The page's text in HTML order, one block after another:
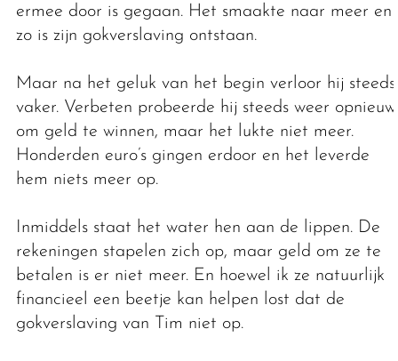
ermee door is gegaan. Het smaakte naar meer en
zo is zijn gokverslaving ontstaan.
Maar na het geluk van het begin verloor hij steeds
vaker. Verbeten probeerde hij steeds weer opnieuw
om geld te winnen, maar het lukte niet meer.
Honderden euro’s gingen erdoor en het leverde
hem niets meer op.
Inmiddels staat het water hen aan de lippen. De
rekeningen stapelen zich op, maar geld om ze te
betalen is er niet meer. En hoewel ik ze natuurlijk
financieel een beetje kan helpen lost dat de
gokverslaving van Tim niet op.